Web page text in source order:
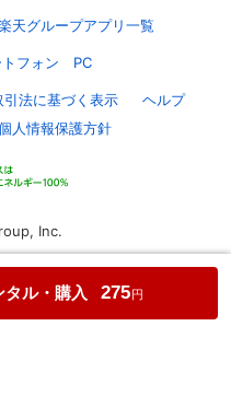
制限の変更時にパスコード入力が
のでお子さまがいても安心で
配信停止、配信先のメールアド
題コンテンツの解約はこちらから
。
ト
タル・購入 275 円
天グループアプリ一覧
フォン PC
引法に基づく表示
ヘルプ
人情報保護方針
Inc.